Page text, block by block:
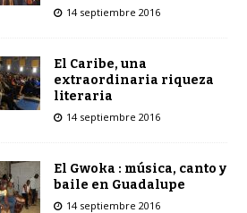
14 septiembre 2016
El Caribe, una
extraordinaria riqueza
literaria
14 septiembre 2016
El Gwoka : música, canto y
baile en Guadalupe
14 septiembre 2016